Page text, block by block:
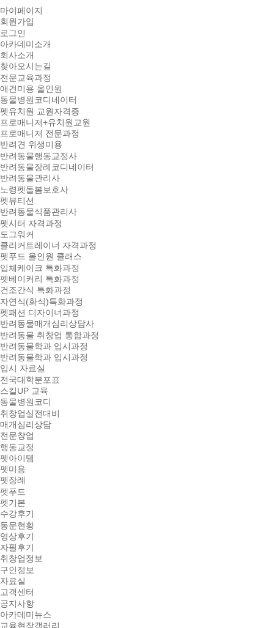
마이페이지
회원가입
로그인
아카데미소개
회사소개
찾아오시는길
전문교육과정
애견미용 올인원
동물병원코디네이터
펫유치원 교원자격증
프로매니저+유치원교원
프로매니저 전문과정
반려견 위생미용
반려동물행동교정사
반려동물장례코디네이터
반려동물관리사
노령펫돌봄보호사
펫뷰티션
반려동물식품관리사
펫시터 자격과정
도그워커
클리커트레이너 자격과정
펫푸드 올인원 클래스
입체케이크 특화과정
펫베이커리 특화과정
건조간식 특화과정
자연식(화식)특화과정
펫패션 디자이너과정
반려동물매개심리상담사
반려동물 취창업 통합과정
반려동물학과 입시과정
반려동물학과 입시과정
입시 자료실
전국대학분포표
스킬UP 교육
동물병원코디
취창업실전대비
매개심리상담
전문창업
행동교정
펫아이템
펫미용
펫장례
펫푸드
펫기본
수강후기
동문현황
영상후기
자필후기
취창업정보
구인정보
자료실
고객센터
공지사항
아카데미뉴스
교육현장갤러리